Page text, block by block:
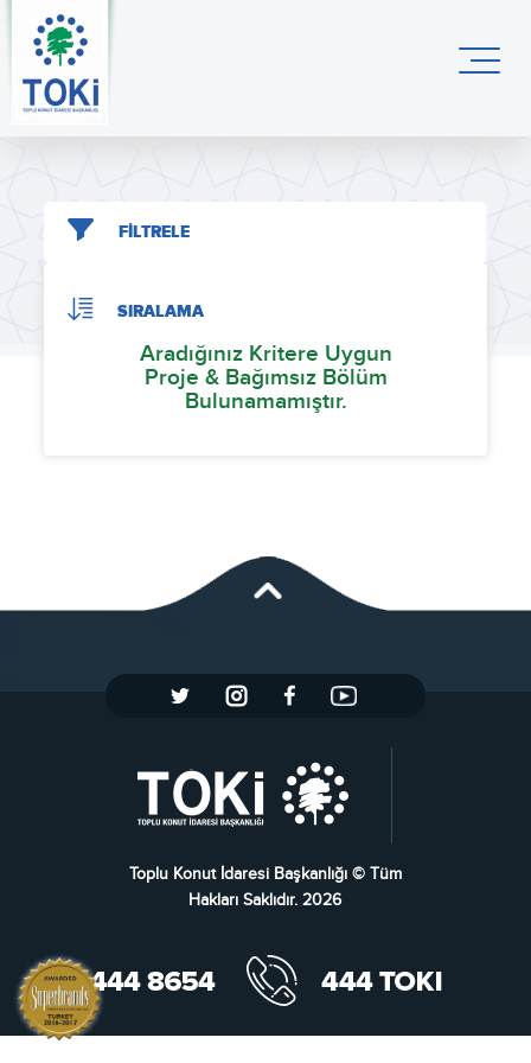
FİLTRELE
SIRALAMA
Aradığınız Kritere Uygun
Proje & Bağımsız Bölüm
Bulunamamıştır.
Toplu Konut İdaresi Başkanlığı © Tüm
Hakları Saklıdır. 2026